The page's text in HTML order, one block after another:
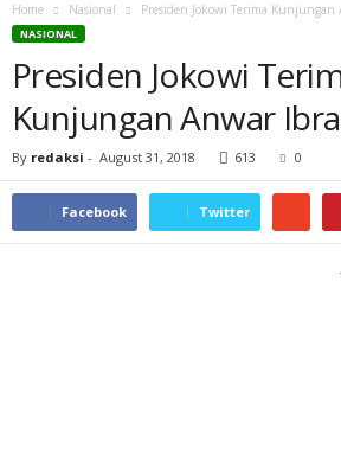
Home Nasional Presiden Jokowi Terima
NASIONAL
Presiden Jokowi
Kunjungan Anwar
By redaksi - August 31, 2018 613 0
Facebook Twitter